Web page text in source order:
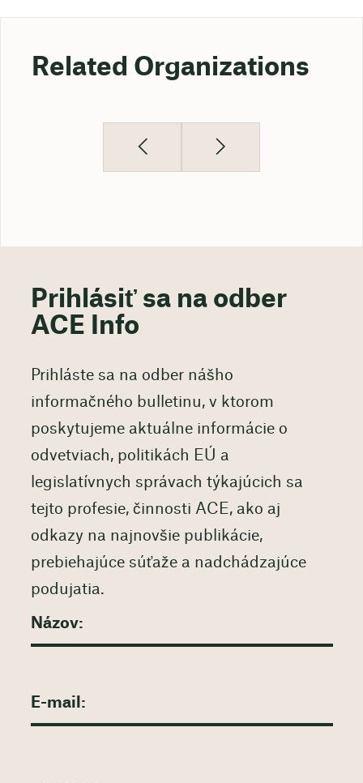
Related Organizations
Prihlásiť sa na odber
ACE Info
Prihláste sa na odber nášho
informačného bulletinu, v ktorom
poskytujeme aktuálne informácie o
odvetviach, politikách EÚ a
legislatívnych správach týkajúcich sa
tejto profesie, činnosti ACE, ako aj
odkazy na najnovšie publikácie,
prebiehajúce súťaže a nadchádzajúce
podujatia.